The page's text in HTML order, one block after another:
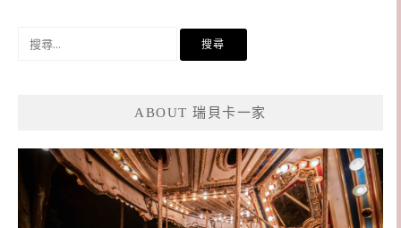
ABOUT 瑞貝卡一家